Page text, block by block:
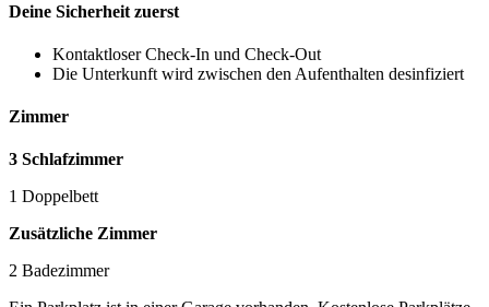
Deine Sicherheit zuerst
Kontaktloser Check-In und Check-Out
Die Unterkunft wird zwischen den Aufenthalten desinfiziert
Zimmer
3 Schlafzimmer
1 Doppelbett
Zusätzliche Zimmer
2 Badezimmer